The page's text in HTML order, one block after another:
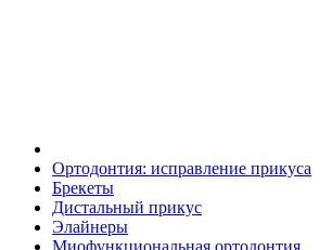
Ортодонтия: исправление прикуса
Брекеты
Дистальный прикус
Элайнеры
Миофункциональная ортодонтия